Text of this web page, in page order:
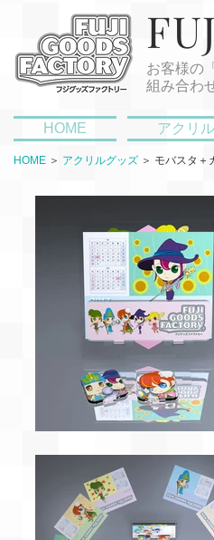
お客様の
組み合わ
HOME アクリ
HOME ＞ アクリルグッズ ＞ モバスタ＋